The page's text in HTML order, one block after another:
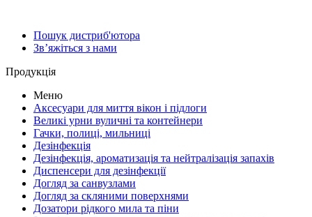
Пошук дистриб'ютора
Зв’яжіться з нами
Продукція
Меню
Аксесуари для миття вікон і підлоги
Великі урни вуличні та контейнери
Гачки, полиці, мильниці
Дезінфекція
Дезінфекція, ароматизація та нейтралізація запахів
Диспенсери для дезінфекції
Догляд за санвузлами
Догляд за скляними поверхнями
Дозатори рідкого мила та піни